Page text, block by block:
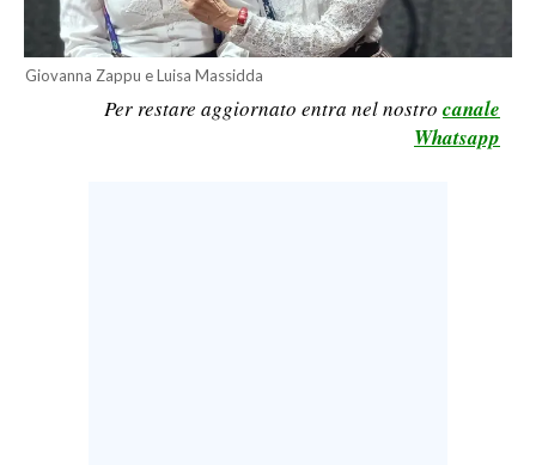
SPORT IN SARDEGNA
SPORT
RISULTATI E CLASSIFICHE
Giovanna Zappu e Luisa Massidda
Per restare aggiornato entra nel nostro canale
Whatsapp